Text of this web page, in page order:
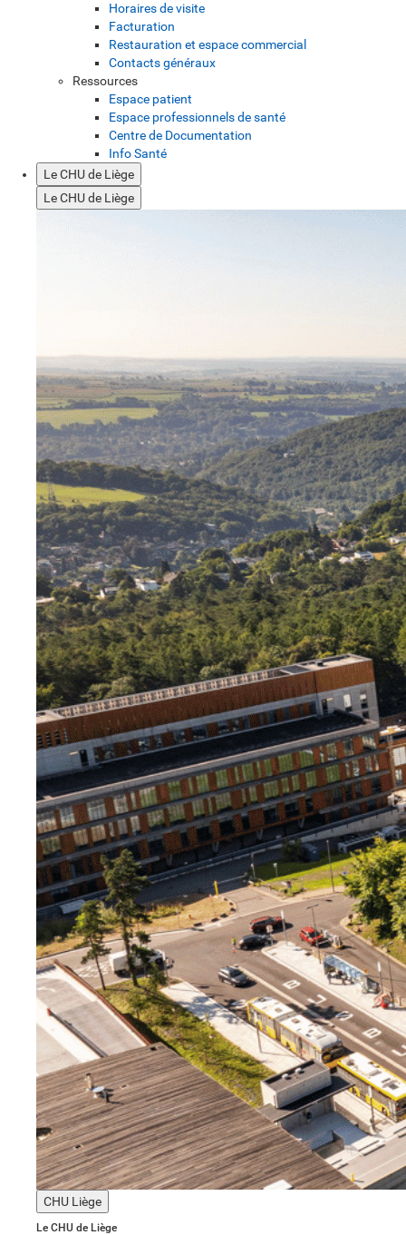
Horaires de visite
Facturation
Restauration et espace commercial
Contacts généraux
Ressources
Espace patient
Espace professionnels de santé
Centre de Documentation
Info Santé
Le CHU de Liège
Le CHU de Liège
CHU Liège
Le CHU de Liège